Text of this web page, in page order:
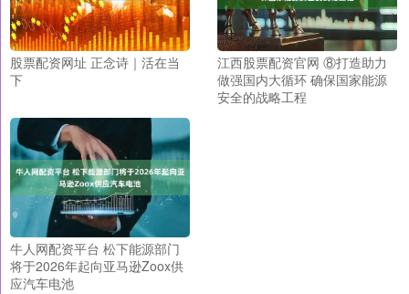
股票配资网址 正念诗｜活在当
下
江西股票配资官网 ⑧打造助力
做强国内大循环 确保国家能源
安全的战略工程
牛人网配资平台 松下能源部门
将于2026年起向亚马逊Zoox供
应汽车电池